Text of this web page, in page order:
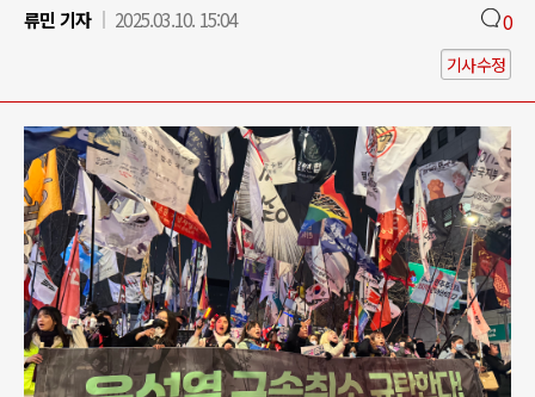
류민 기자
2025.03.10. 15:04 0
기사수정